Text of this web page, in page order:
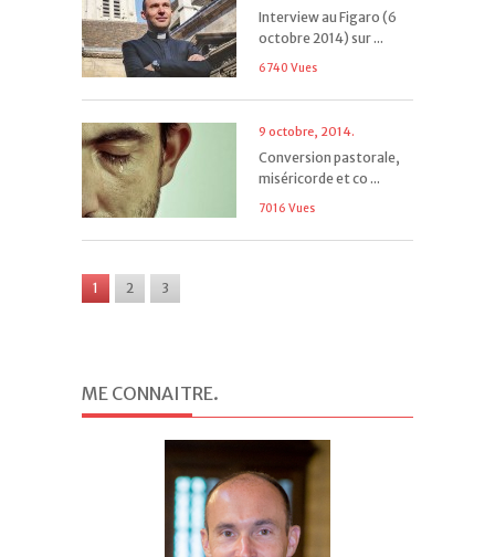
Interview au Figaro (6
octobre 2014) sur ...
6740 Vues
9 octobre, 2014.
Conversion pastorale,
miséricorde et co ...
7016 Vues
1 2 3
ME CONNAITRE.